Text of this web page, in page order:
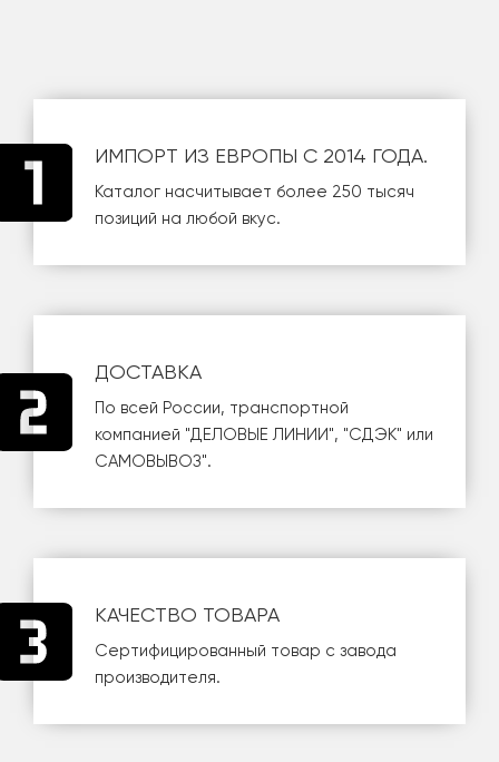
ИМПОРТ ИЗ ЕВРОПЫ С 2014 ГОДА.
Каталог насчитывает более 250 тысяч
позиций на любой вкус.
ДОСТАВКА
По всей России, транспортной
компанией "ДЕЛОВЫЕ ЛИНИИ", "СДЭК" или
САМОВЫВОЗ".
КАЧЕСТВО ТОВАРА
Сертифицированный товар с завода
производителя.